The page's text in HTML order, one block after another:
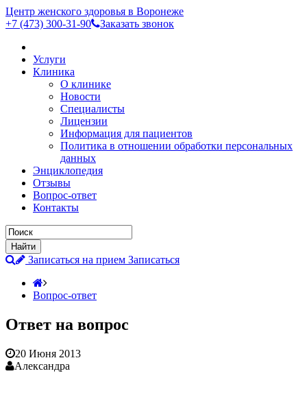
Центр женского здоровья в Воронеже
+7 (473) 300-31-90 Заказать звонок
Услуги
Клиника
О клинике
Новости
Специалисты
Лицензии
Информация для пациентов
Политика в отношении обработки персональных
данных
Энциклопедия
Отзывы
Вопрос-ответ
Контакты
Записаться на прием Записаться
Вопрос-ответ
Ответ на вопрос
20 Июня 2013
Александра